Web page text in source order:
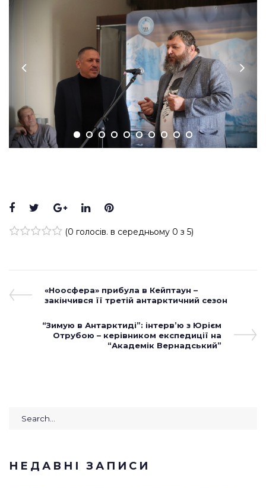
Facebook
TwitterGoogle+
LinkedInPinterest
(0 голосів. в середньому 0 з 5)
Навігація
Previous
Post
«Ноосфера» прибула в Кейптаун –
закінчився її третій антарктичний сезон
Next
Post
“Зимую в Антарктиді”: інтерв’ю з Юрієм
Отрубою – керівником експедиції на
“Академік Вернадський”
Search
НЕДАВНІ ЗАПИСИ